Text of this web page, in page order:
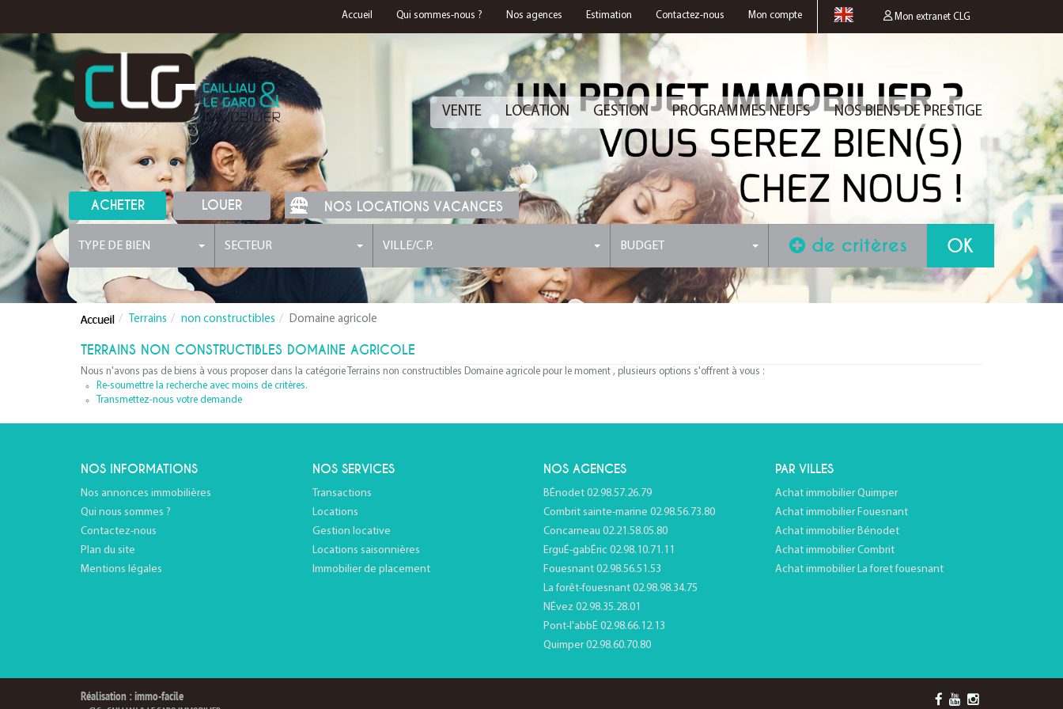
Mon extranet CLG
Accueil Qui sommes-nous ? Nos agences Estimation Contactez-nous Mon compte
VENTE LOCATION GESTION PROGRAMMES NEUFS NOS BIENS DE PRESTIGE
ACHETER LOUER NOS LOCATIONS VACANCES
TYPE DE BIEN SECTEUR VILLE/C.P. BUDGET de critères
Terrains non constructibles Domaine agricole
TERRAINS NON CONSTRUCTIBLES DOMAINE AGRICOLE
Nous n'avons pas de biens à vous proposer dans la catégorie Terrains non constructibles Domaine agricole pour le moment , plusieurs options s'offrent à vous :
Re-soumettre la recherche avec moins de critères.
Transmettez-nous votre demande
NOS INFORMATIONS
Nos annonces immobilières
Qui nous sommes ?
Contactez-nous
Plan du site
Mentions légales
NOS SERVICES
Transactions
Locations
Gestion locative
Locations saisonnières
Immobilier de placement
NOS AGENCES
BÉnodet 02.98.57.26.79
Combrit sainte-marine 02.98.56.73.80
Concarneau 02.21.58.05.80
ErguÉ-gabÉric 02.98.10.71.11
Fouesnant 02.98.56.51.53
La forêt-fouesnant 02.98.98.34.75
NÉvez 02.98.35.28.01
Pont-l'abbÉ 02.98.66.12.13
Quimper 02.98.60.70.80
PAR VILLES
Achat immobilier Quimper
Achat immobilier Fouesnant
Achat immobilier Bénodet
Achat immobilier Combrit
Achat immobilier La foret fouesnant
Réalisation : immo-facile